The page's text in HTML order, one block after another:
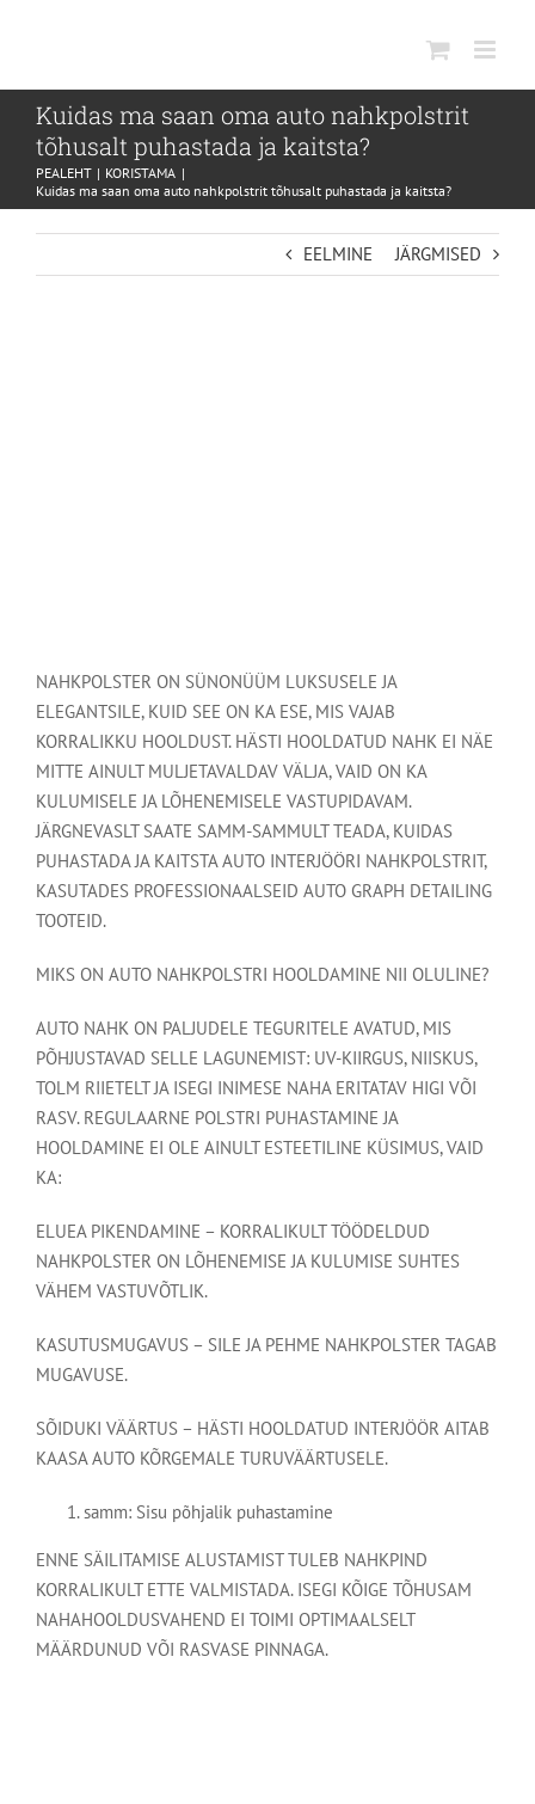
Kuidas ma saan oma auto nahkpolstrit
tõhusalt puhastada ja kaitsta?
PEALEHT
KORISTAMA
Kuidas ma saan oma auto nahkpolstrit tõhusalt puhastada ja kaitsta?
EELMINE JÄRGMISED
NAHKPOLSTER ON SÜNONÜÜM LUKSUSELE JA
ELEGANTSILE, KUID SEE ON KA ESE, MIS VAJAB
KORRALIKKU HOOLDUST. HÄSTI HOOLDATUD NAHK EI NÄE
MITTE AINULT MULJETAVALDAV VÄLJA, VAID ON KA
KULUMISELE JA LÕHENEMISELE VASTUPIDAVAM.
JÄRGNEVASLT SAATE SAMM-SAMMULT TEADA, KUIDAS
PUHASTADA JA KAITSTA AUTO INTERJÖÖRI NAHKPOLSTRIT,
KASUTADES PROFESSIONAALSEID AUTO GRAPH DETAILING
TOOTEID.
MIKS ON AUTO NAHKPOLSTRI HOOLDAMINE NII OLULINE?
AUTO NAHK ON PALJUDELE TEGURITELE AVATUD, MIS
PÕHJUSTAVAD SELLE LAGUNEMIST: UV-KIIRGUS, NIISKUS,
TOLM RIIETELT JA ISEGI INIMESE NAHA ERITATAV HIGI VÕI
RASV. REGULAARNE POLSTRI PUHASTAMINE JA
HOOLDAMINE EI OLE AINULT ESTEETILINE KÜSIMUS, VAID
KA:
ELUEA PIKENDAMINE – KORRALIKULT TÖÖDELDUD
NAHKPOLSTER ON LÕHENEMISE JA KULUMISE SUHTES
VÄHEM VASTUVÕTLIK.
KASUTUSMUGAVUS – SILE JA PEHME NAHKPOLSTER TAGAB
MUGAVUSE.
SÕIDUKI VÄÄRTUS – HÄSTI HOOLDATUD INTERJÖÖR AITAB
KAASA AUTO KÕRGEMALE TURUVÄÄRTUSELE.
samm: Sisu põhjalik puhastamine
ENNE SÄILITAMISE ALUSTAMIST TULEB NAHKPIND
KORRALIKULT ETTE VALMISTADA. ISEGI KÕIGE TÕHUSAM
NAHAHOOLDUSVAHEND EI TOIMI OPTIMAALSELT
MÄÄRDUNUD VÕI RASVASE PINNAGA.